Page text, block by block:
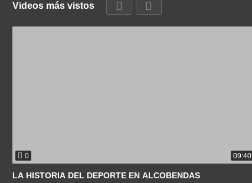
Videos más vistos
0 09:40
LA HISTORIA DEL DEPORTE EN ALCOBENDAS